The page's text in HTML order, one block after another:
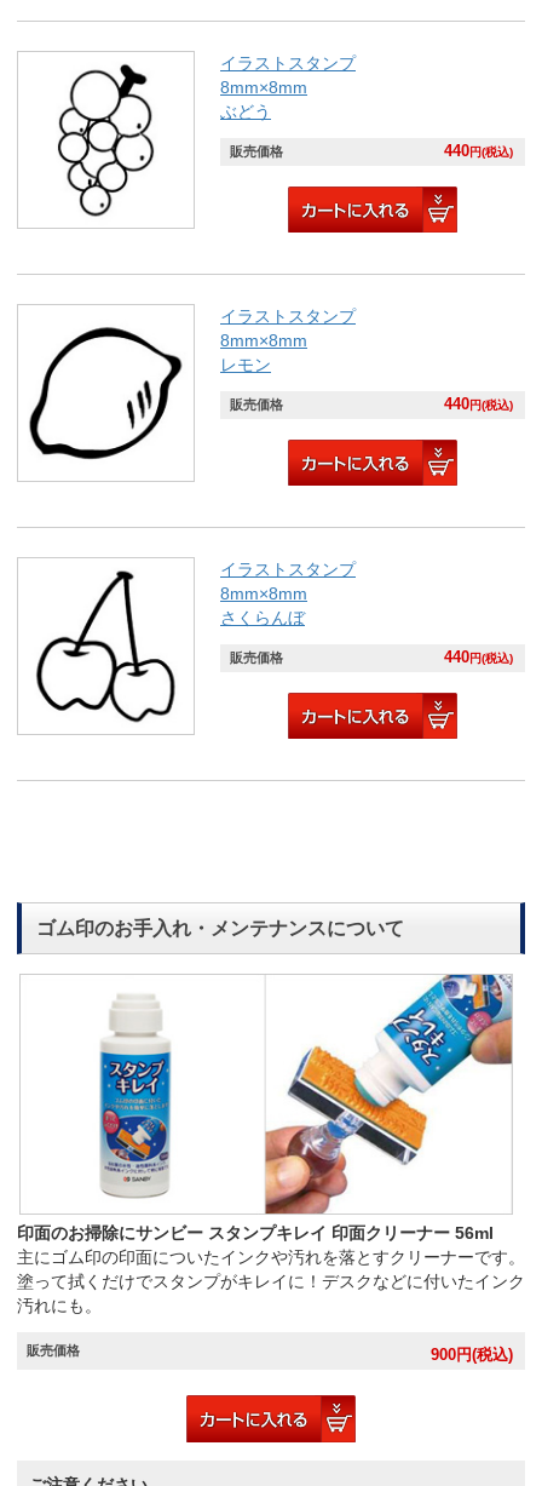
イラストスタンプ
8mm×8mm
ぶどう
販売価格 440円(税込)
イラストスタンプ
8mm×8mm
レモン
販売価格 440円(税込)
イラストスタンプ
8mm×8mm
さくらんぼ
販売価格 440円(税込)
ゴム印のお手入れ・メンテナンスについて
印面のお掃除にサンビー スタンプキレイ 印面クリーナー 56ml
主にゴム印の印面についたインクや汚れを落とすクリーナーです。
塗って拭くだけでスタンプがキレイに！デスクなどに付いたインク
汚れにも。
販売価格 900円(税込)